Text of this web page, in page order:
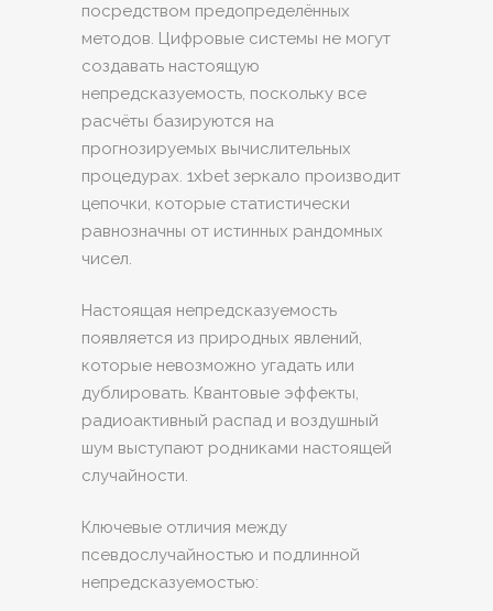
посредством предопределённых
методов. Цифровые системы не могут
создавать настоящую
непредсказуемость, поскольку все
расчёты базируются на
прогнозируемых вычислительных
процедурах. 1xbet зеркало производит
цепочки, которые статистически
равнозначны от истинных рандомных
чисел.
Настоящая непредсказуемость
появляется из природных явлений,
которые невозможно угадать или
дублировать. Квантовые эффекты,
радиоактивный распад и воздушный
шум выступают родниками настоящей
случайности.
Ключевые отличия между
псевдослучайностью и подлинной
непредсказуемостью: